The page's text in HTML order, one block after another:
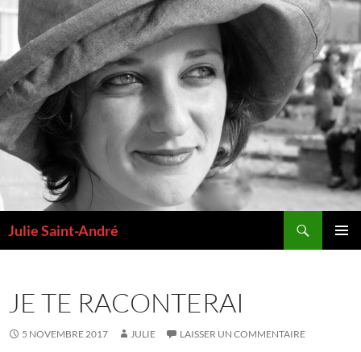
Aller
contenu
Julie Saint-André
JE TE RACONTERAI
5 NOVEMBRE 2017 JULIE LAISSER UN COMMENTAIRE